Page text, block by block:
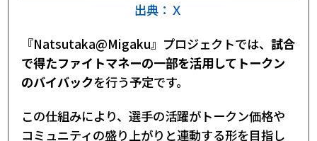
出典：Ｘ
『Natsutaka@Migaku』プロジェクトでは、 試合
で得たファイトマネーの一部を活用してトークン
のバイバックを行う予定です。
この仕組みにより、選手の活躍がトークン価格や
コミュニティの盛り上がりと連動する形を目指し